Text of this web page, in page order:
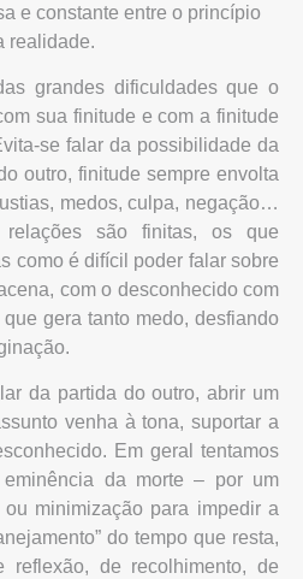
e constante entre o princípio
realidade.
grandes dificuldades que o
sua finitude e com a finitude
se falar da possibilidade da
outro, finitude sempre envolta
medos, culpa, negação…
relações são finitas, os que
como é difícil poder falar sobre
com o desconhecido com
gera tanto medo, desfiando
da partida do outro, abrir um
venha à tona, suportar a
Em geral tentamos
da morte – por um
minimização para impedir a
do tempo que resta,
de recolhimento, de